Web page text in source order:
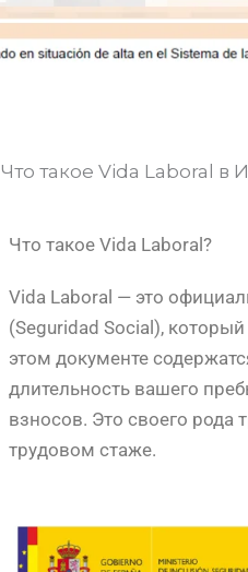
Что такое Vida Laboral в
Что такое Vida Laboral?
Vida Laboral — это
(Seguridad Social),
этом документе
длительность вашего
взносов. Это своего рода
трудовом стаже.